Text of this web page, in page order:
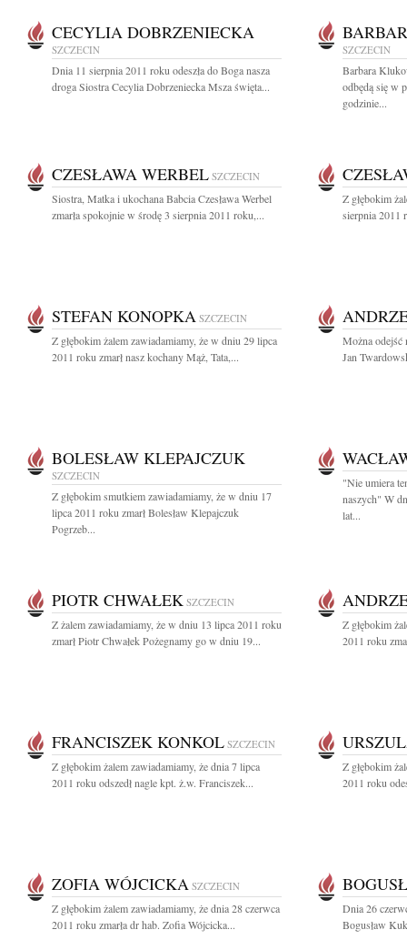
CECYLIA DOBRZENIECKA
SZCZECIN
Dnia 11 sierpnia 2011 roku odeszła do Boga nasza
droga Siostra Cecylia Dobrzeniecka Msza święta...
SZCZECIN
Barbara
odbędą się w
godzinie...
CZESŁAWA WERBEL SZCZECIN
Siostra, Matka i ukochana Babcia Czesława Werbel
zmarła spokojnie w środę 3 sierpnia 2011 roku,...
Z głębokim
sierpnia 2011
STEFAN KONOPKA SZCZECIN
Z głębokim żalem zawiadamiamy, że w dniu 29 lipca
2011 roku zmarł nasz kochany Mąż, Tata,...
Można odejść
Jan
BOLESŁAW KLEPAJCZUK
SZCZECIN
Z głębokim smutkiem zawiadamiamy, że w dniu 17
lipca 2011 roku zmarł Bolesław Klepajczuk
Pogrzeb...
"Nie umiera
naszych" W
lat...
PIOTR CHWAŁEK SZCZECIN
Z żalem zawiadamiamy, że w dniu 13 lipca 2011 roku
zmarł Piotr Chwałek Pożegnamy go w dniu 19...
Z głębokim
2011 roku
FRANCISZEK KONKOL SZCZECIN
Z głębokim żalem zawiadamiamy, że dnia 7 lipca
2011 roku odszedł nagle kpt. ż.w. Franciszek...
Z głębokim
2011 roku
ZOFIA WÓJCICKA SZCZECIN
Z głębokim żalem zawiadamiamy, że dnia 28 czerwca
2011 roku zmarła dr hab. Zofia Wójcicka...
Dnia 26
Bogusław